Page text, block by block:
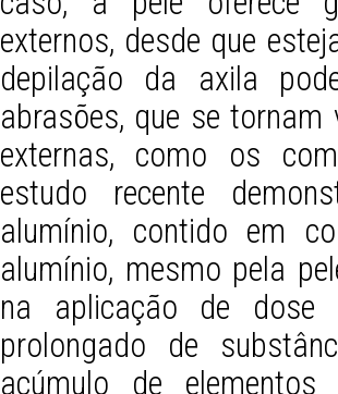
externos, desde que
depilação da axila
abrasões, que se
externas, como os
estudo recente
alumínio, contido em
alumínio, mesmo pela
na aplicação de
prolongado de
acúmulo de